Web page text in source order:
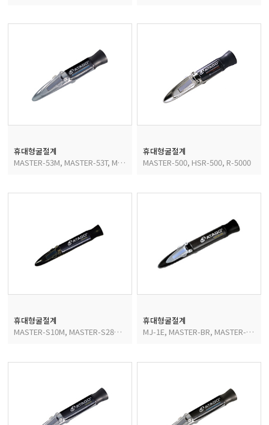
휴대형굴절계
MASTER-53M, MASTER-53T, MASTER-53α, MASTER-53S
휴대형굴절계
MASTER-500, HSR-500, R-5000
휴대형굴절계
MASTER-S10M, MASTER-S28M, MASTER-S10, MASTER-S28
휴대형굴절계
MJ-1E, MASTER-BR, MASTER-BC